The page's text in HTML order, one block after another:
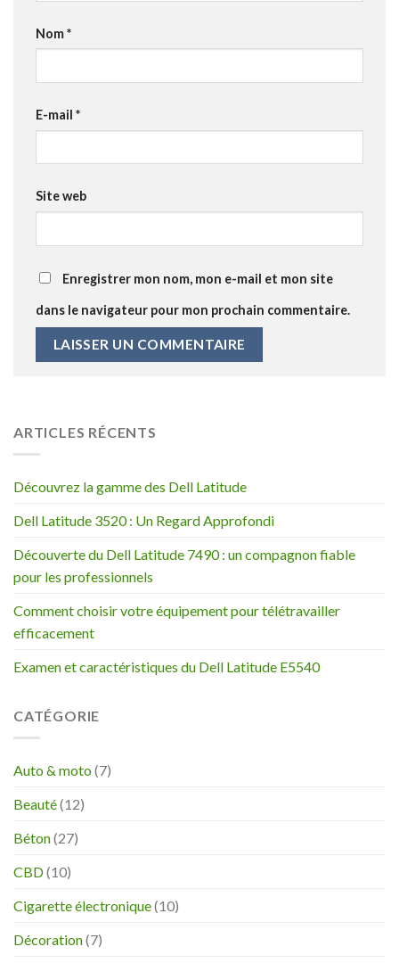
Nom*
E-mail *
Site web
Enregistrer mon nom, mon e-mail et mon site
dans le navigateur pour mon prochain commentaire.
ARTICLES RÉCENTS
Découvrez la gamme des Dell Latitude
Dell Latitude 3520 : Un Regard Approfondi
Découverte du Dell Latitude 7490 : un compagnon fiable
pour les professionnels
Comment choisir votre équipement pour télétravailler
efficacement
Examen et caractéristiques du Dell Latitude E5540
CATÉGORIE
Auto & moto(7)
Beauté(12)
Béton(27)
CBD(10)
Cigarette électronique(10)
Décoration(7)